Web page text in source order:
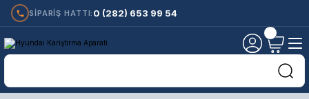
SİPARİŞ HATTI: 0 (282) 653 99 54